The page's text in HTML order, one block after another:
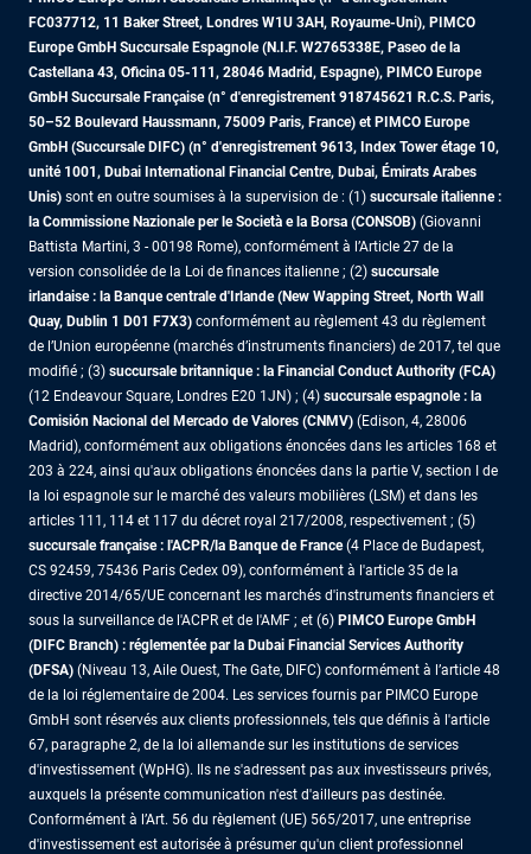
FC037712, 11 Baker Street, Londres W1U 3AH, Royaume-Uni), PIMCO
Europe GmbH Succursale Espagnole (N.I.F. W2765338E, Paseo de la
Castellana 43, Oficina 05-111, 28046 Madrid, Espagne), PIMCO Europe
GmbH Succursale Française (n° d'enregistrement 918745621 R.C.S. Paris,
50–52 Boulevard Haussmann, 75009 Paris, France) et PIMCO Europe
GmbH (Succursale DIFC) (n° d'enregistrement 9613, Index Tower étage 10,
unité 1001, Dubai International Financial Centre, Dubai, Émirats Arabes
Unis) sont en outre soumises à la supervision de : (1) succursale italienne :
la Commissione Nazionale per le Società e la Borsa (CONSOB) (Giovanni
Battista Martini, 3 - 00198 Rome), conformément à l’Article 27 de la
version consolidée de la Loi de finances italienne ; (2) succursale
irlandaise : la Banque centrale d'Irlande (New Wapping Street, North Wall
Quay, Dublin 1 D01 F7X3) conformément au règlement 43 du règlement
de l’Union européenne (marchés d’instruments financiers) de 2017, tel que
modifié ; (3) succursale britannique : la Financial Conduct Authority (FCA)
(12 Endeavour Square, Londres E20 1JN) ; (4) succursale espagnole : la
Comisión Nacional del Mercado de Valores (CNMV) (Edison, 4, 28006
Madrid), conformément aux obligations énoncées dans les articles 168 et
203 à 224, ainsi qu'aux obligations énoncées dans la partie V, section I de
la loi espagnole sur le marché des valeurs mobilières (LSM) et dans les
articles 111, 114 et 117 du décret royal 217/2008, respectivement ; (5)
succursale française : l'ACPR/la Banque de France(4 Place de Budapest,
CS 92459, 75436 Paris Cedex 09), conformément à l'article 35 de la
directive 2014/65/UE concernant les marchés d'instruments financiers et
sous la surveillance de l'ACPR et de l'AMF ; et (6) PIMCO Europe GmbH
(DIFC Branch) : réglementée par la Dubai Financial Services Authority
(DFSA) (Niveau 13, Aile Ouest, The Gate, DIFC) conformément à l’article 48
de la loi réglementaire de 2004. Les services fournis par PIMCO Europe
GmbH sont réservés aux clients professionnels, tels que définis à l'article
67, paragraphe 2, de la loi allemande sur les institutions de services
d'investissement (WpHG). Ils ne s'adressent pas aux investisseurs privés,
auxquels la présente communication n'est d'ailleurs pas destinée.
Conformément à l’Art. 56 du règlement (UE) 565/2017, une entreprise
d'investissement est autorisée à présumer qu'un client professionnel